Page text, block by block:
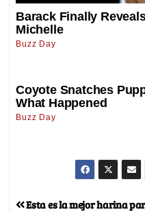
Esta es la mejor harina